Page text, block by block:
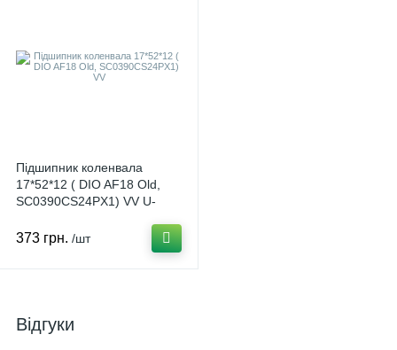
Підшипник коленвала
17*52*12 ( DIO AF18 Old,
SC0390CS24PX1) VV U-
373 грн. /шт
Відгуки